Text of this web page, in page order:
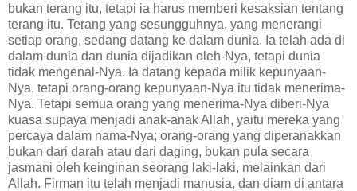
bukan terang itu, tetapi ia harus memberi kesaksian tentang
terang itu. Terang yang sesungguhnya, yang menerangi
setiap orang, sedang datang ke dalam dunia. Ia telah ada di
dalam dunia dan dunia dijadikan oleh-Nya, tetapi dunia
tidak mengenal-Nya. Ia datang kepada milik kepunyaan-
Nya, tetapi orang-orang kepunyaan-Nya itu tidak menerima-
Nya. Tetapi semua orang yang menerima-Nya diberi-Nya
kuasa supaya menjadi anak-anak Allah, yaitu mereka yang
percaya dalam nama-Nya; orang-orang yang diperanakkan
bukan dari darah atau dari daging, bukan pula secara
jasmani oleh keinginan seorang laki-laki, melainkan dari
Allah. Firman itu telah menjadi manusia, dan diam di antara